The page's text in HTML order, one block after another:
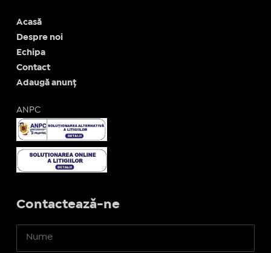
Acasă
Despre noi
Echipa
Contact
Adaugă anunț
ANPC
Contactează-ne